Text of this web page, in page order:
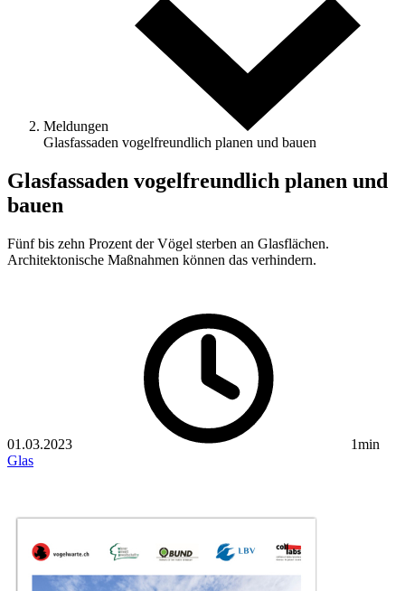
Meldungen
Glasfassaden vogelfreundlich planen und bauen
Glasfassaden vogelfreundlich planen und
bauen
Fünf bis zehn Prozent der Vögel sterben an Glasflächen.
Architektonische Maßnahmen können das verhindern.
01.03.2023
1min
Glas